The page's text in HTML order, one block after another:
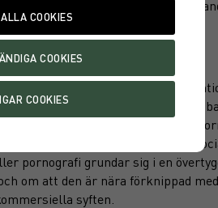
en övertygelse att överdrivet
till social utsatthet.
värde
eller distribuerar
en övertygelse att det finns
att det finns en stor risk för
rättigheter samt motverka
pornografi grundar sig i en
om att den är nära förknippad
syften.